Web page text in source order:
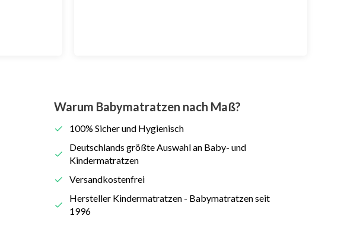
Warum Babymatratzen nach Maß?
100% Sicher und Hygienisch
Deutschlands größte Auswahl an Baby- und
Kindermatratzen
Versandkostenfrei
Hersteller Kindermatratzen - Babymatratzen seit
1996